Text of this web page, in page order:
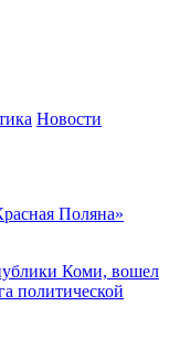
Новости
Поляна»
Коми, вошел
политической